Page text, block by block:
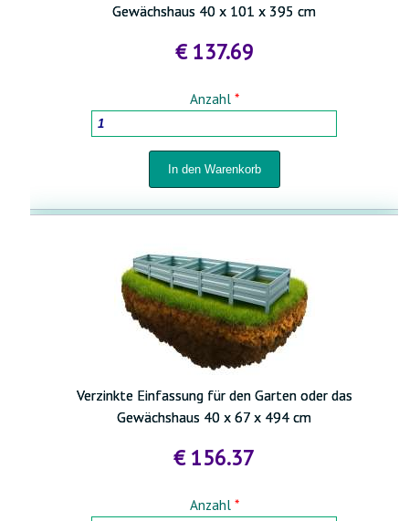
Gewächshaus 40 x 101 x 395 cm
€ 137.69
Anzahl *
Verzinkte Einfassung für den Garten oder das
Gewächshaus 40 x 67 x 494 cm
€ 156.37
Anzahl *